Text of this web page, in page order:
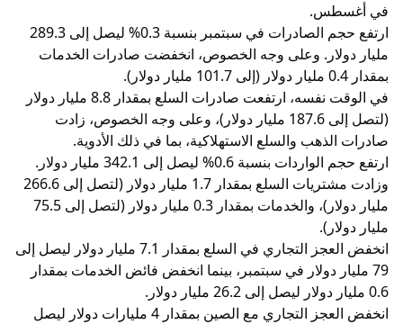
في أغسطس.
ارتفع حجم الصادرات في سبتمبر بنسبة 0.3% ليصل إلى 289.3
مليار دولار. وعلى وجه الخصوص، انخفضت صادرات الخدمات
بمقدار 0.4 مليار دولار (إلى 101.7 مليار دولار).
في الوقت نفسه، ارتفعت صادرات السلع بمقدار 8.8 مليار دولار
(لتصل إلى 187.6 مليار دولار)، وعلى وجه الخصوص، زادت
صادرات الذهب والسلع الاستهلاكية، بما في ذلك الأدوية.
ارتفع حجم الواردات بنسبة 0.6% ليصل إلى 342.1 مليار دولار.
وزادت مشتريات السلع بمقدار 1.7 مليار دولار (لتصل إلى 266.6
مليار دولار)، والخدمات بمقدار 0.3 مليار دولار (لتصل إلى 75.5
مليار دولار).
انخفض العجز التجاري في السلع بمقدار 7.1 مليار دولار ليصل إلى
79 مليار دولار في سبتمبر، بينما انخفض فائض الخدمات بمقدار
0.6 مليار دولار ليصل إلى 26.2 مليار دولار.
انخفض العجز التجاري مع الصين بمقدار 4 مليارات دولار ليصل